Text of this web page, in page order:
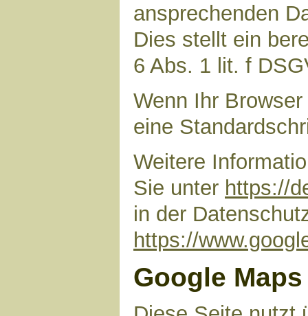
ansprechenden
Dies stellt ein
6 Abs. 1 lit. f
Wenn Ihr
eine
Weitere
Sie unter https://
in der
https://
Google Maps